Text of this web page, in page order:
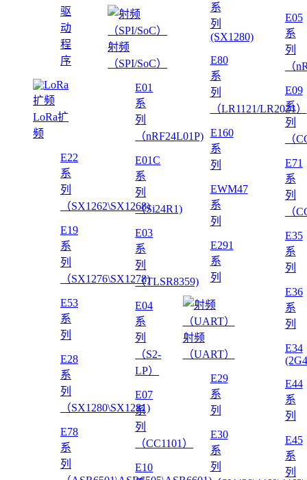
驱
动
程
序
LoRa扩
频
E22
系
列
（SX1262\SX1268)
E19
系
列
（SX1276\SX1278)
E53
系
列
E28
系
列
（SX1280\SX1281)
E78
系
列
射频
（SPI/SoC）
E01
系
列
（nRF24L01P)
E01C
系
列
（Si24R1)
E03
系
列
（TLSR8359)
E04
系
列
（S2-
LP）
E07
系
列
（CC1101）
E10
系
列
(SX1280)
E80
系
列
（LR1121/LR2021）
E160
系
列
EWM47
系
列
E291
系
列
射频
（UART）
E29
系
列
E30
系
列
E05
系
列
（
E09
系
列
（
E71
系
列
（
E35
系
列
E36
系
列
E34
E44
系
列
E45
系
列